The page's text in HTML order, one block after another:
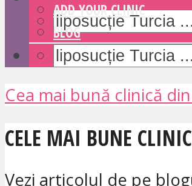
ADD YOUR CLINIC
BLOG
Cea mai bună clinică
CELE MAI BUNE
Vezi articolul de pe